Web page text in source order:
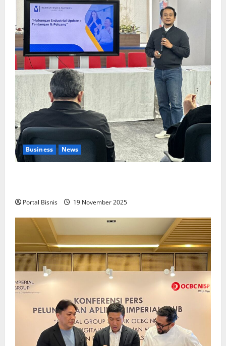
Business News
Portal Bisnis 19 November 2025